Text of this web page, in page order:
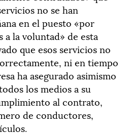
no se han
en el puesto «por
a la voluntad» de esta
que esos servicios no
ni en tiempo
ha asegurado asimismo
los medios a su
al contrato,
de conductores,